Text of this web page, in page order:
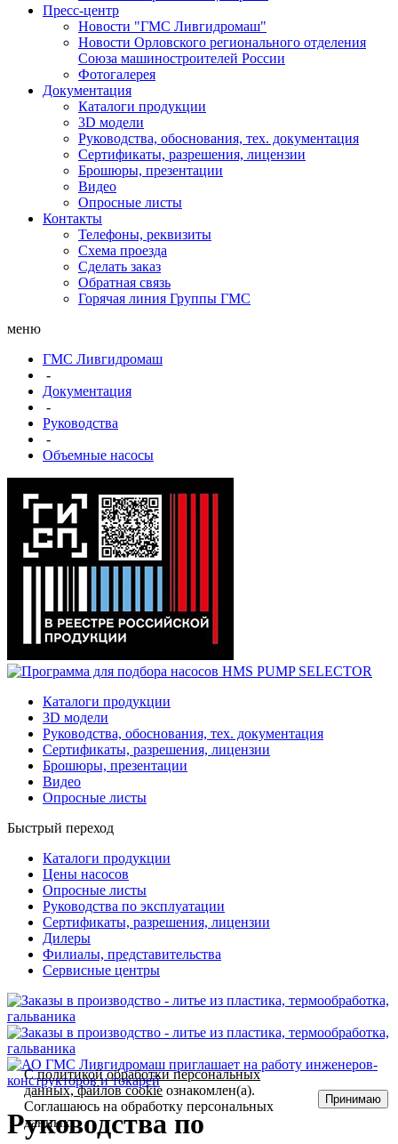
Пресс-центр
Новости "ГМС Ливгидромаш"
Новости Орловского регионального отделения
Союза машиностроителей России
Фотогалерея
Документация
Каталоги продукции
3D модели
Руководства, обоснования, тех. документация
Сертификаты, разрешения, лицензии
Брошюры, презентации
Видео
Опросные листы
Контакты
Телефоны, реквизиты
Схема проезда
Сделать заказ
Обратная связь
Горячая линия Группы ГМС
меню
ГМС Ливгидромаш
-
Документация
-
Руководства
-
Объемные насосы
Каталоги продукции
3D модели
Руководства, обоснования, тех. документация
Сертификаты, разрешения, лицензии
Брошюры, презентации
Видео
Опросные листы
Быстрый переход
Каталоги продукции
Цены насосов
Опросные листы
Руководства по эксплуатации
Сертификаты, разрешения, лицензии
Дилеры
Филиалы, представительства
Сервисные центры
Руководства по
Сполитикой обработки персональных
данных, файлов cookie ознакомлен(а).
Соглашаюсь на обработку персональных
данных.
Принимаю